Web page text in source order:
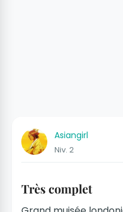
Asiangirl
Niv. 2
Très complet